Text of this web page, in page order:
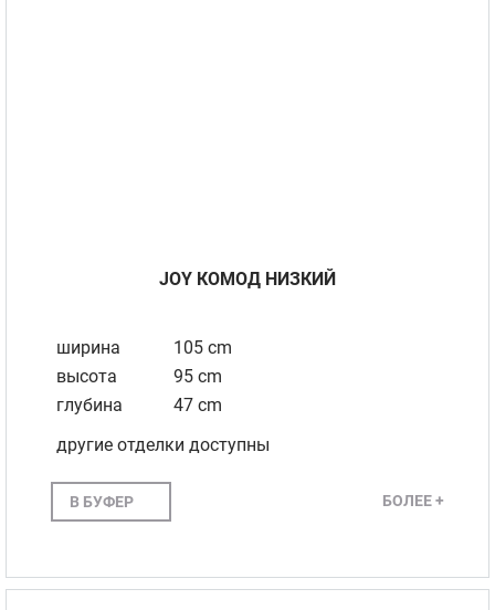
JOY КОМОД НИЗКИЙ
ширина
105 cm
высота
95 cm
глубина
47 cm
другие отделки доступны
В БУФЕР БОЛЕЕ +